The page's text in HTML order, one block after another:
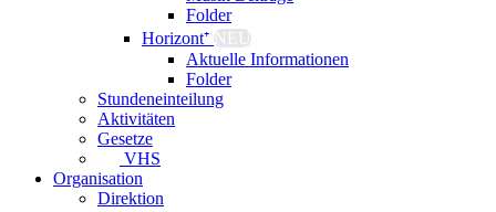
Folder
Horizont⁺ NEU
Aktuelle Informationen
Folder
Stundeneinteilung
Aktivitäten
Gesetze
VHS
Organisation
Direktion